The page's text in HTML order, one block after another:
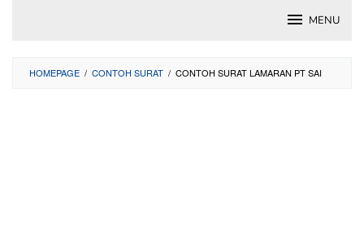
MENU
HOMEPAGE / CONTOH SURAT / CONTOH SURAT LAMARAN PT SAI